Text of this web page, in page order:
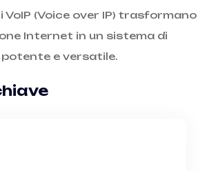
(Voice over IP) trasformano
Internet in un sistema di
e versatile.